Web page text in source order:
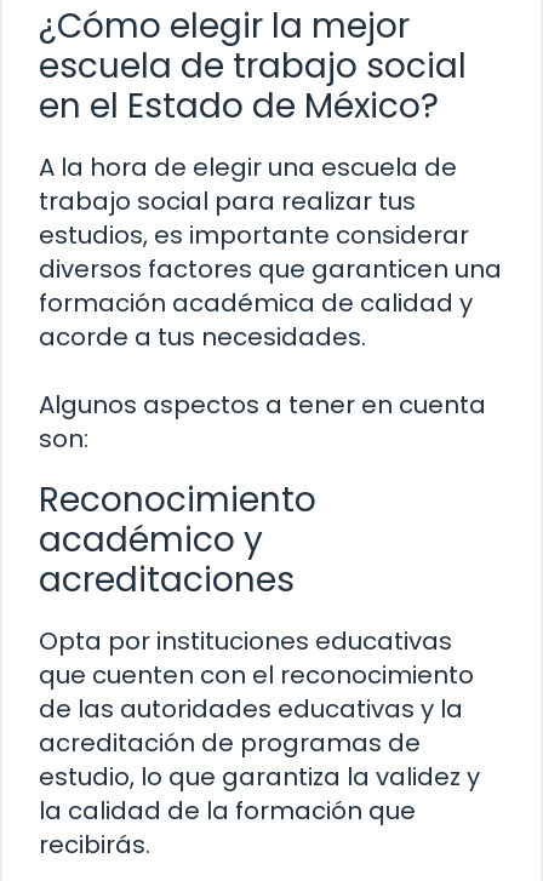
¿Cómo elegir la mejor
escuela de trabajo social
en el Estado de México?
A la hora de elegir una escuela de
trabajo social para realizar tus
estudios, es importante considerar
diversos factores que garanticen una
formación académica de calidad y
acorde a tus necesidades.
Algunos aspectos a tener en cuenta
son:
Reconocimiento
académico y
acreditaciones
Opta por instituciones educativas
que cuenten con el reconocimiento
de las autoridades educativas y la
acreditación de programas de
estudio, lo que garantiza la validez y
la calidad de la formación que
recibirás.